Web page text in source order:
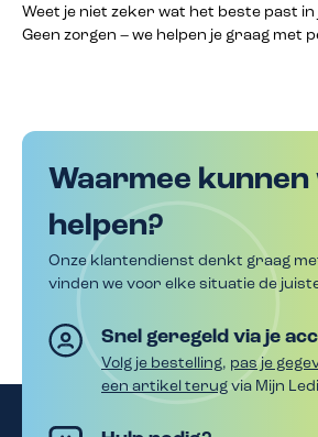
Weet je niet zeker wat het beste past
Geen zorgen – we helpen je graag met
Waarmee kunnen
helpen?
Onze klantendienst denkt graag
vinden we voor elke situatie de
Snel geregeld via je
Volg je bestelling, pas je
een artikel terug via Mijn